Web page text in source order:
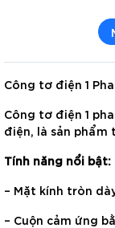
Công tơ điện 1
Công tơ điện 1
điện, là sản phẩm
Tính năng nổi bật:
– Mặt kính tròn
– Cuộn cảm ứng